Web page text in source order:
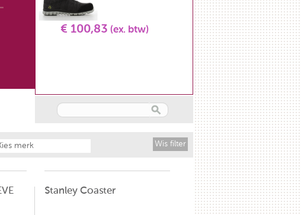
€ 100,83 (ex. btw)
€ 34,71(ex. btw)
merk Wis filter
Stanley Coaster